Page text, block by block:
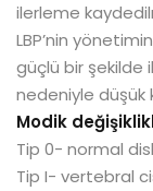
ilerleme
LBP’nin
güçlü bir şekilde
nedeniyle düşük
Modik
Tip 0- normal
Tip I- vertebral